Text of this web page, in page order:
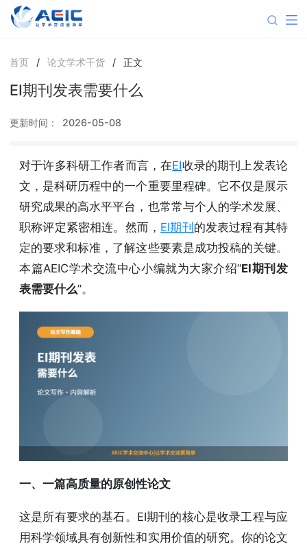
首页 / 论文学术干货 / 正文
EI期刊发表需要什么
更新时间： 2026-05-08
对于许多科研工作者而言，在EI收录的期刊上发表论
文，是科研历程中的一个重要里程碑。它不仅是展示
研究成果的高水平平台，也常常与个人的学术发展、
职称评定紧密相连。然而， EI期刊的发表过程有其特
定的要求和标准，了解这些要素是成功投稿的关键。
本篇AEIC学术交流中心小编就为大家介绍“EI期刊发
表需要什么”。
一、一篇高质量的原创性论文
这是所有要求的基石。EI期刊的核心是收录工程与应
用科学领域具有创新性和实用价值的研究。你的论文